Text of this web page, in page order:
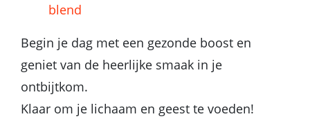
blend
Begin je dag met een gezonde boost en
geniet van de heerlijke smaak in je
ontbijtkom.
Klaar om je lichaam en geest te voeden!